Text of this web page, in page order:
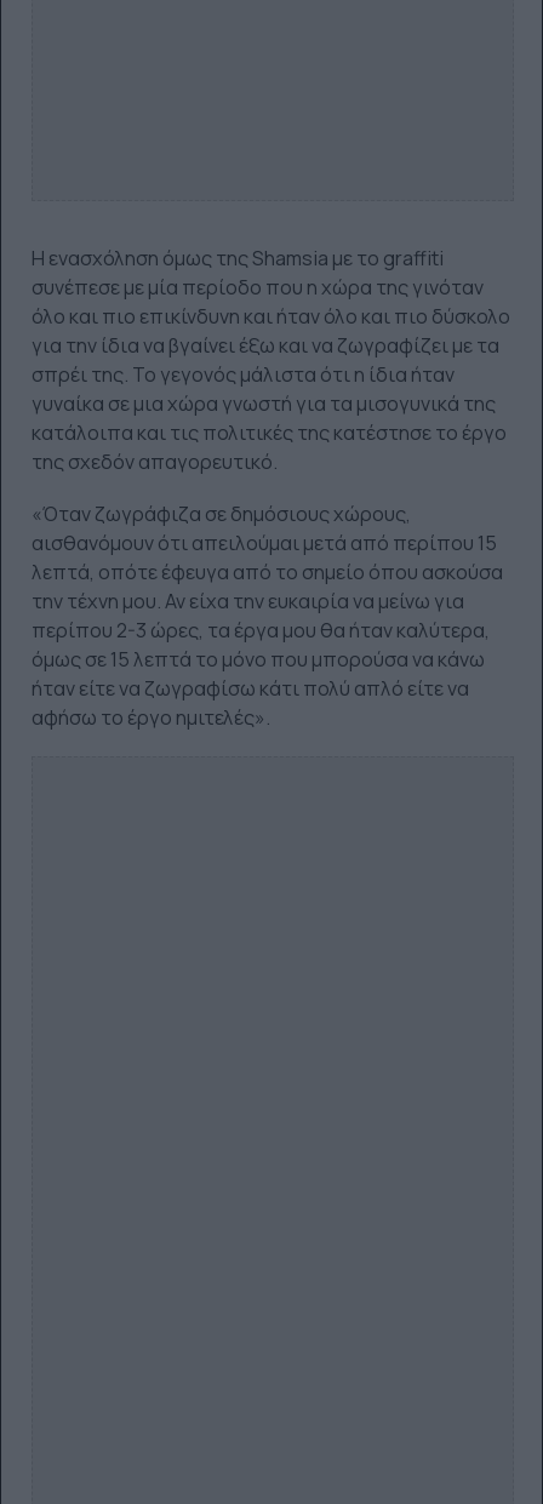
Η ενασχόληση όμως της Shamsia με το graffiti
συνέπεσε με μία περίοδο που η χώρα της γινόταν
όλο και πιο επικίνδυνη και ήταν όλο και πιο δύσκολο
για την ίδια να βγαίνει έξω και να ζωγραφίζει με τα
σπρέι της. Το γεγονός μάλιστα ότι η ίδια ήταν
γυναίκα σε μια χώρα γνωστή για τα μισογυνικά της
κατάλοιπα και τις πολιτικές της κατέστησε το έργο
της σχεδόν απαγορευτικό.
«Όταν ζωγράφιζα σε δημόσιους χώρους,
αισθανόμουν ότι απειλούμαι μετά από περίπου 15
λεπτά, οπότε έφευγα από το σημείο όπου ασκούσα
την τέχνη μου. Αν είχα την ευκαιρία να μείνω για
περίπου 2-3 ​​ώρες, τα έργα μου θα ήταν καλύτερα,
όμως σε 15 λεπτά το μόνο που μπορούσα να κάνω
ήταν είτε να ζωγραφίσω κάτι πολύ απλό είτε να
αφήσω το έργο ημιτελές».